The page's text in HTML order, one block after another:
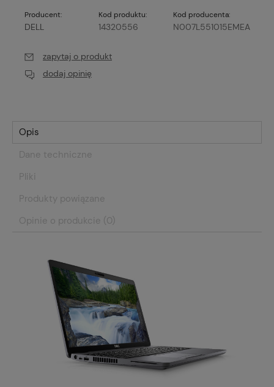
Producent:
DELL
Kod produktu:
14320556
Kod producenta:
N007L551015EMEA
zapytaj o produkt
dodaj opinię
Opis
Dane techniczne
Pliki
Produkty powiązane
Opinie o produkcie (0)